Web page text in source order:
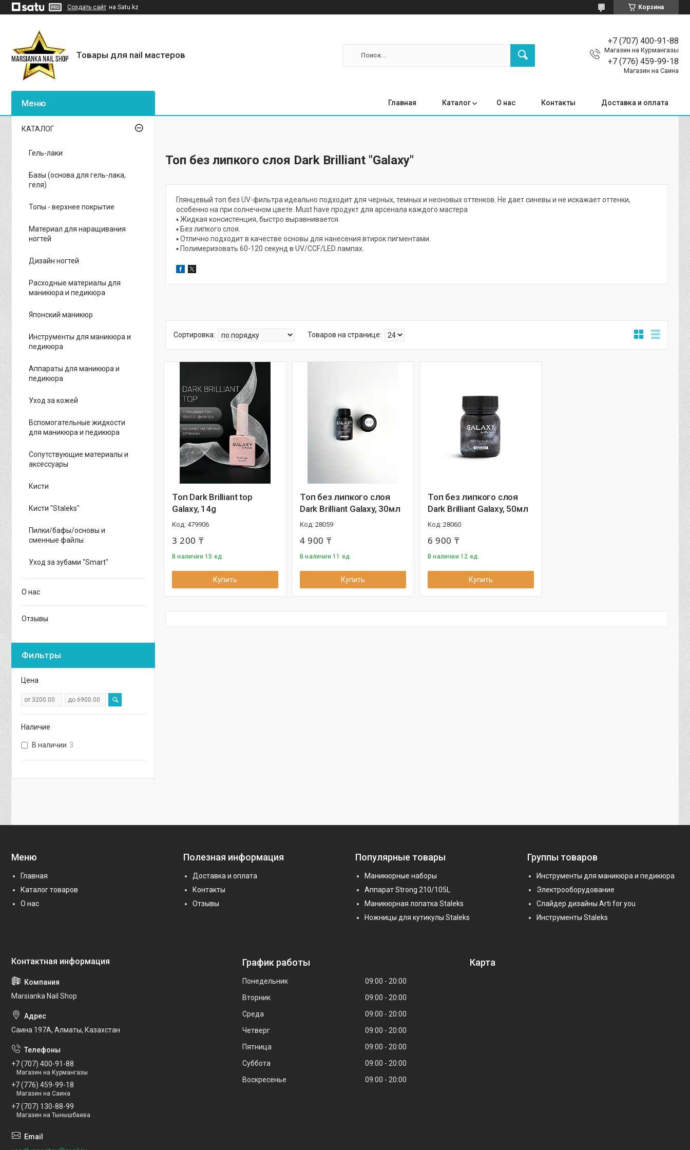
Создать сайт на Satu.kz Корзина
Товары для nail мастеров
+7 (707) 400-91-88
Магазин на Курмангазы
+7 (776) 459-99-18
Магазин на Саина
Главная Каталог О нас Контакты Доставка и оплата
Топ без липкого слоя Dark Brilliant "Galaxy"
Глянцевый топ без UV-фильтра идеально подходит для черных, темных и неоновых оттенков. Не дает синевы и не искажает оттенки,
особенно на при солнечном цвете. Must have продукт для арсенала каждого мастера
▪️ Жидкая консистенция, быстро выравнивается.
▪️ Без липкого слоя.
▪️ Отлично подходит в качестве основы для нанесения втирок пигментами.
▪️ Полимеризовать 60-120 секунд в UV/CCF/LED лампах.
Топ Dark Brilliant top
Galaxy, 14g
479906
3 200 ₸
В наличии 15 ед.
Купить
Топ без липкого слоя
Dark Brilliant Galaxy, 30мл
28059
4 900 ₸
В наличии 11 ед.
Купить
Топ без липкого слоя
Dark Brilliant Galaxy, 50мл
28060
6 900 ₸
В наличии 12 ед.
Купить
КАТАЛОГ
Гель-лаки
Базы (основа для гель-лака,
геля)
Топы - верхнее покрытие
Материал для наращивания
ногтей
Дизайн ногтей
Расходные материалы для
маникюра и педикюра
Японский маникюр
Инструменты для маникюра и
педикюра
Аппараты для маникюра и
педикюра
Уход за кожей
Вспомогательные жидкости
для маникюра и педикюра
Сопутствующие материалы и
аксессуары
Кисти
Кисти "Staleks"
Пилки/бафы/основы и
сменные файлы
Уход за зубами "Smart"
О нас
Отзывы
Фильтры
Цена
Наличие
В наличии 3
Меню
Главная
Каталог товаров
О нас
Полезная информация
Доставка и оплата
Контакты
Отзывы
Популярные товары
Маникюрные наборы
Аппарат Strong 210/105L
Маникюрная лопатка Staleks
Ножницы для кутикулы Staleks
Группы товаров
Инструменты для маникюра и педикюра
Электрооборудование
Слайдер дизайны Arti for you
Инструменты Staleks
Marsianka Nail Shop
Саина 197А, Алматы, Казахстан
+7 (707) 400-91-88
Магазин на Курмангазы
+7 (776) 459-99-18
Магазин на Саина
+7 (707) 130-88-99
Магазин на Тынышбаева
График работы
Понедельник 09:00
20:00
Вторник
09:00
20:00
Среда
09:00
20:00
Четверг
09:00
20:00
Пятница
09:00
20:00
Суббота
09:00
20:00
Воскресенье
09:00 20:00
Карта